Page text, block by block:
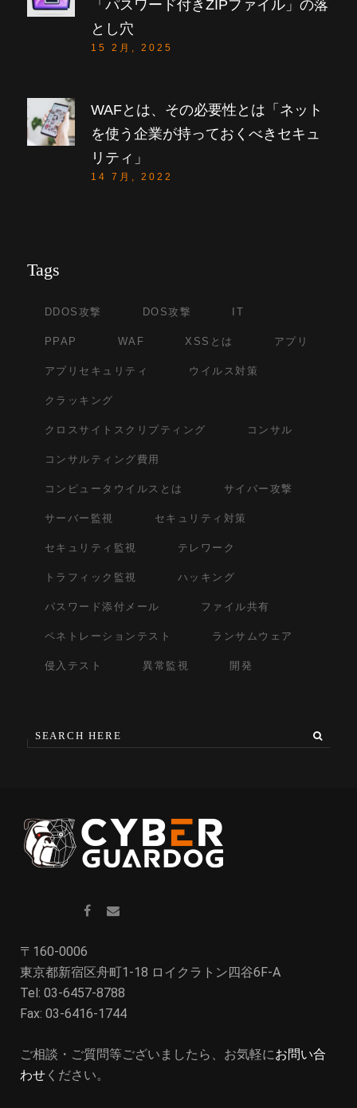
「パスワード付きZIPファイル」の落
とし穴
15 2月, 2025
WAFとは、その必要性とは「ネット
を使う企業が持っておくべきセキュ
リティ」
14 7月, 2022
Tags
DDOS攻撃 DOS攻撃 IT
PPAP WAF XSSとは アプリ
アプリセキュリティ ウイルス対策
クラッキング
クロスサイトスクリプティング コンサル
コンサルティング費用
コンピュータウイルスとは サイバー攻撃
サーバー監視 セキュリティ対策
セキュリティ監視 テレワーク
トラフィック監視 ハッキング
パスワード添付メール ファイル共有
ペネトレーションテスト ランサムウェア
侵入テスト 異常監視 開発
〒160-0006
東京都新宿区舟町1-18 ロイクラトン四谷6F-A
Tel: 03-6457-8788
Fax: 03-6416-1744
ご相談・ご質問等ございましたら、お気軽にお問い合
わせ ください。